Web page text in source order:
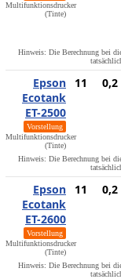
Multifunktionsdrucker
(Tinte)
Hinweis: Die Berechnung bei
Epson
Ecotank
ET-2500
Vorstellung
Multifunktionsdrucker
(Tinte)
11 0,2
Hinweis: Die Berechnung bei
Epson
Ecotank
ET-2600
Vorstellung
Multifunktionsdrucker
(Tinte)
11 0,2
Hinweis: Die Berechnung bei